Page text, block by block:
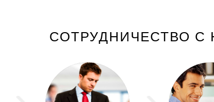
СОТРУДНИЧЕСТВО С